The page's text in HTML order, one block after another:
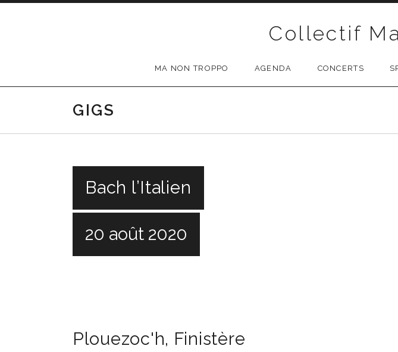
Collectif
MA NON TROPPO AGENDA CONCERTS
GIGS
Bach l’Italien
20 août 2020
Plouezoc'h, Finistère